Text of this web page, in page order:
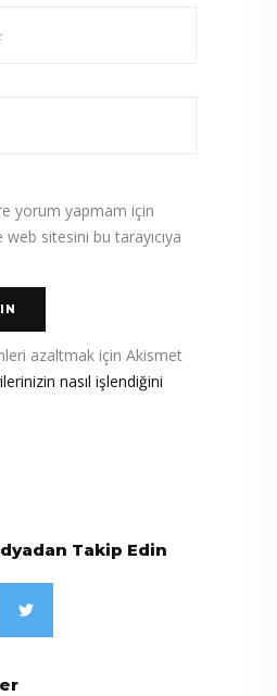
yorum yapmam için
web sitesini bu tarayıcıya
azaltmak için Akismet
nasıl işlendiğini
Takip Edin